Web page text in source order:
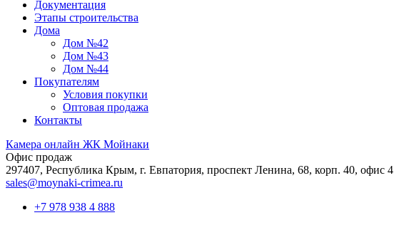
Документация
Этапы строительства
Дома
Дом №42
Дом №43
Дом №44
Покупателям
Условия покупки
Оптовая продажа
Контакты
Камера онлайн ЖК Мойнаки
Офис продаж
297407, Республика Крым, г. Евпатория, проспект Ленина, 68, корп. 40, офис 4
sales@moynaki-crimea.ru
+7 978 938 4 888